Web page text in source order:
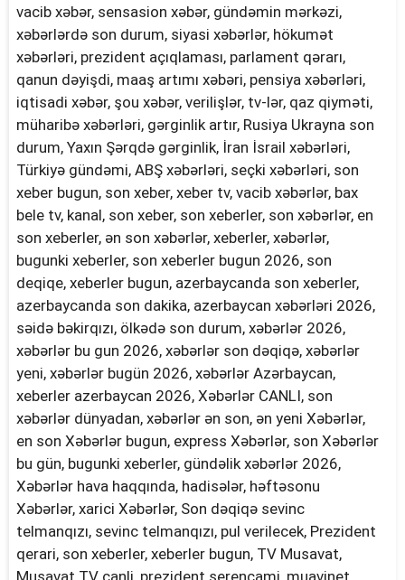
vacib xəbər, sensasion xəbər, gündəmin mərkəzi,
xəbərlərdə son durum, siyasi xəbərlər, hökumət
xəbərləri, prezident açıqlaması, parlament qərarı,
qanun dəyişdi, maaş artımı xəbəri, pensiya xəbərləri,
iqtisadi xəbər, şou xəbər, verilişlər, tv-lər, qaz qiyməti,
müharibə xəbərləri, gərginlik artır, Rusiya Ukrayna son
durum, Yaxın Şərqdə gərginlik, İran İsrail xəbərləri,
Türkiyə gündəmi, ABŞ xəbərləri, seçki xəbərləri, son
xeber bugun, son xeber, xeber tv, vacib xəbərlər, bax
bele tv, kanal, son xeber, son xeberler, son xəbərlər, en
son xeberler, ən son xəbərlər, xeberler, xəbərlər,
bugunki xeberler, son xeberler bugun 2026, son
deqiqe, xeberler bugun, azerbaycanda son xeberler,
azerbaycanda son dakika, azerbaycan xəbərləri 2026,
səidə bəkirqızı, ölkədə son durum, xəbərlər 2026,
xəbərlər bu gun 2026, xəbərlər son dəqiqə, xəbərlər
yeni, xəbərlər bugün 2026, xəbərlər Azərbaycan,
xeberler azerbaycan 2026, Xəbərlər CANLI, son
xəbərlər dünyadan, xəbərlər ən son, ən yeni Xəbərlər,
en son Xəbərlər bugun, express Xəbərlər, son Xəbərlər
bu gün, bugunki xeberler, gündəlik xəbərlər 2026,
Xəbərlər hava haqqında, hadisələr, həftəsonu
Xəbərlər, xarici Xəbərlər, Son dəqiqə sevinc
telmanqızı, sevinc telmanqızı, pul verilecek, Prezident
qerari, son xeberler, xeberler bugun, TV Musavat,